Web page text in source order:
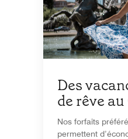
Des
de rêve
Nos forfaits
permettent